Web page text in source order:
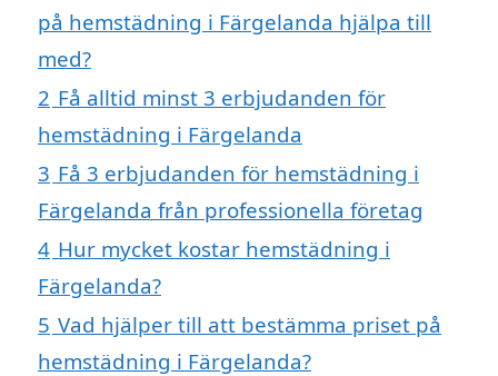
på hemstädning i Färgelanda hjälpa till
med?
2 Få alltid minst 3 erbjudanden för
hemstädning i Färgelanda
3 Få 3 erbjudanden för hemstädning i
Färgelanda från professionella företag
4 Hur mycket kostar hemstädning i
Färgelanda?
5 Vad hjälper till att bestämma priset på
hemstädning i Färgelanda?